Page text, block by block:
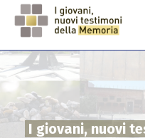
Salta
contenuto
principale
I giovani, nuovi